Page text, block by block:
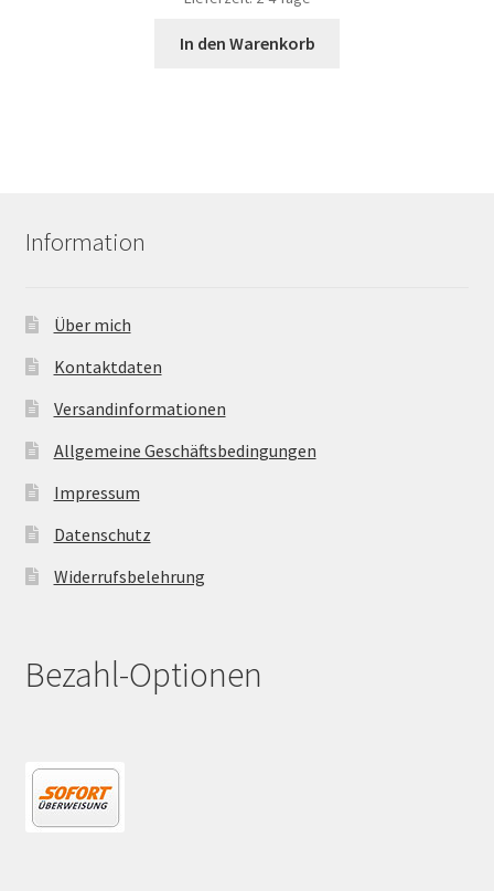
In den Warenkorb
Information
Über mich
Kontaktdaten
Versandinformationen
Allgemeine Geschäftsbedingungen
Impressum
Datenschutz
Widerrufsbelehrung
Bezahl-Optionen